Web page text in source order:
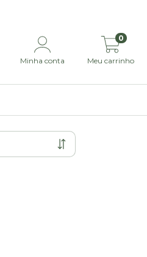
Minha conta Meu carrinho
0